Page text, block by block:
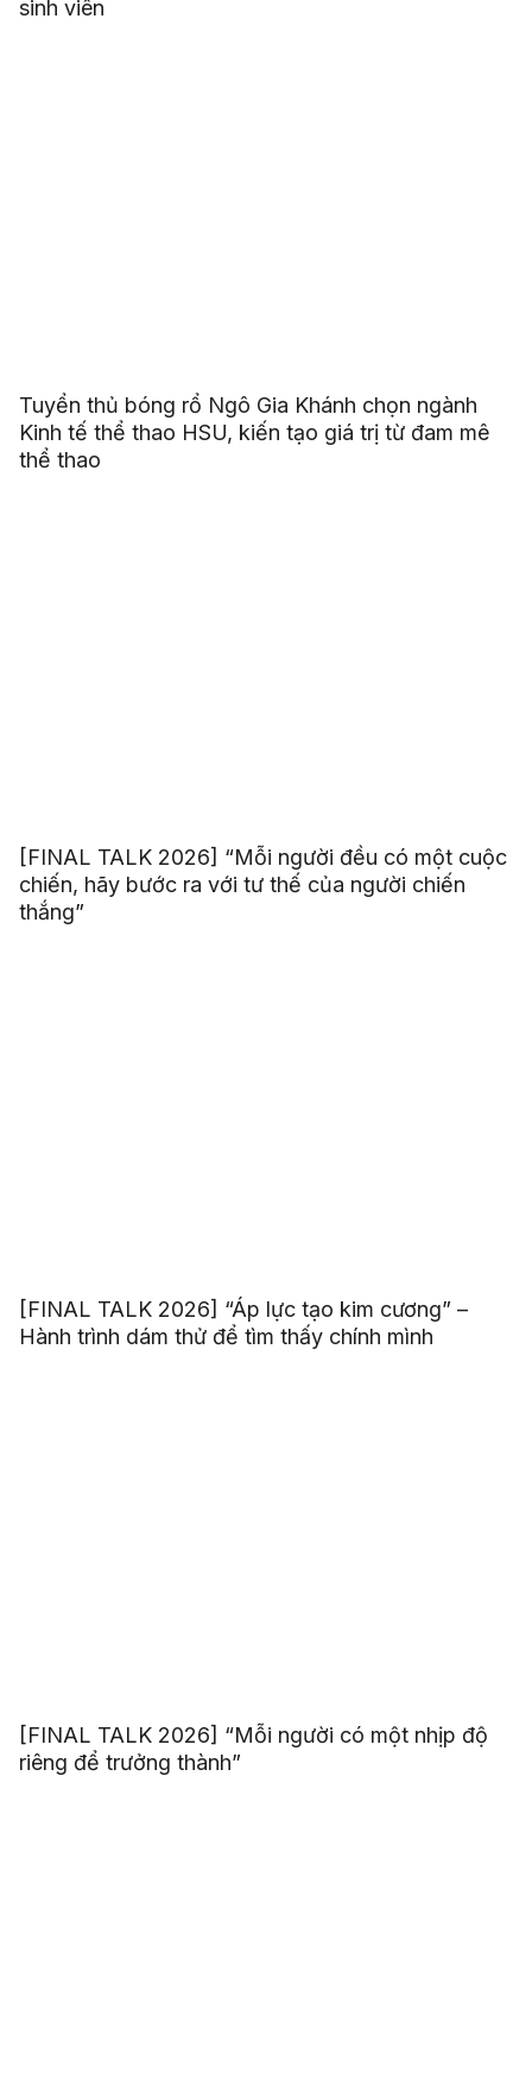
sinh viên
Tuyển thủ bóng rổ Ngô Gia Khánh chọn ngành
Kinh tế thể thao HSU, kiến tạo giá trị từ đam mê
thể thao
[FINAL TALK 2026] “Mỗi người đều có một cuộc
chiến, hãy bước ra với tư thế của người chiến
thắng”
[FINAL TALK 2026] “Áp lực tạo kim cương” –
Hành trình dám thử để tìm thấy chính mình
[FINAL TALK 2026] “Mỗi người có một nhịp độ
riêng để trưởng thành”